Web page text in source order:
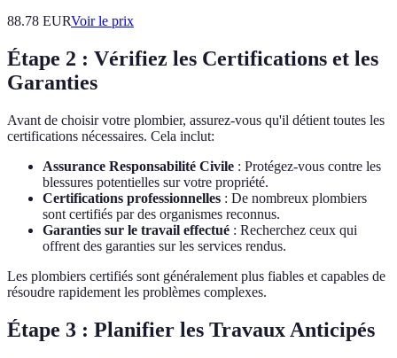
88.78 EURVoir le prix
Étape 2 : Vérifiez les Certifications et les
Garanties
Avant de choisir votre plombier, assurez-vous qu'il détient toutes les
certifications nécessaires. Cela inclut:
Assurance Responsabilité Civile : Protégez-vous contre les
blessures potentielles sur votre propriété.
Certifications professionnelles : De nombreux plombiers
sont certifiés par des organismes reconnus.
Garanties sur le travail effectué : Recherchez ceux qui
offrent des garanties sur les services rendus.
Les plombiers certifiés sont généralement plus fiables et capables de
résoudre rapidement les problèmes complexes.
Étape 3 : Planifier les Travaux Anticipés